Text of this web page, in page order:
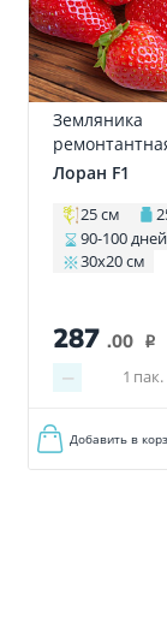
Земляника
Лоран F1
25 см
90-100 дней
30х20 см
287 .00 i
− 1 пак.
Добавить в